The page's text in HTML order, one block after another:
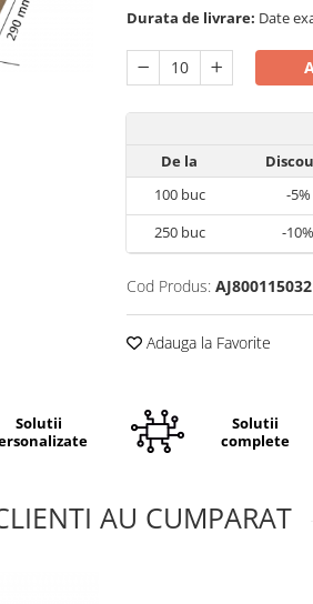
Durata de livrare: Date
De la
100buc -5%
250buc -10%
Cod Produs: AJ800115032
Adauga la Favorite
Solutii
Solutii
complete
AU CUMPARAT